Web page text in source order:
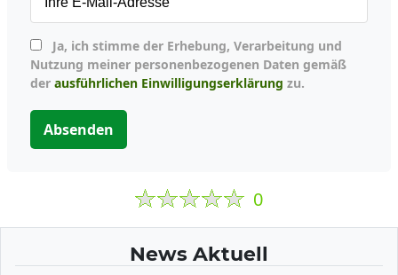
Nutzung meiner personenbezogenen Daten gemäß
der ausführlichen Einwilligungserklärung zu.
Absenden
0
News Aktuell